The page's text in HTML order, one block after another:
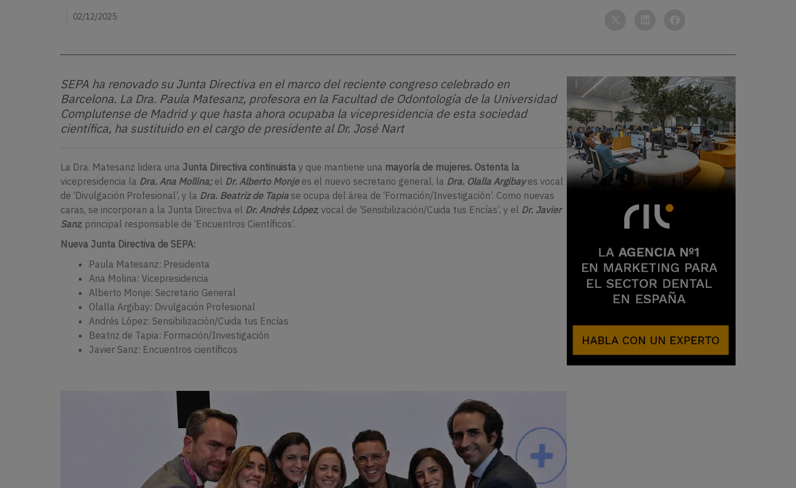
02/12/2025
SEPA ha renovado su Junta Directiva en el marco del reciente congreso celebrado en
Barcelona. La Dra. Paula Matesanz, profesora en la Facultad de Odontología de la Universidad
Complutense de Madrid y que hasta ahora ocupaba la vicepresidencia de esta sociedad
científica, ha sustituido en el cargo de presidente al Dr. José Nart
La Dra. Matesanz lidera una Junta Directiva continuista y que mantiene una mayoría de mujeres. Ostenta la
vicepresidencia la Dra. Ana Mollina;el Dr. Alberto Monjees el nuevo secretario general, la Dra. Olalla Argibayes vocal
de ‘Divulgación Profesional’, y la Dra. Beatriz de Tapia se ocupa del área de ‘Formación/Investigación’. Como nuevas
caras, se incorporan a la Junta Directiva el Dr. Andrés López, vocal de ‘Sensibilización/Cuida tus Encías’, y el Dr. Javier
Sanz, principal responsable de ‘Encuentros Científicos’.
Nueva Junta Directiva de SEPA:
Paula Matesanz: Presidenta
Ana Molina: Vicepresidencia
Alberto Monje: Secretario General
Olalla Argibay: Divulgación Profesional
Andrés López: Sensibilización/Cuida tus Encías
Beatriz de Tapia: Formación/Investigación
Javier Sanz: Encuentros científicos